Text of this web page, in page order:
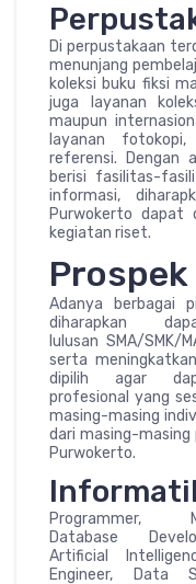
Di perpustakaan
menunjang
koleksi buku fiksi
juga layanan
maupun
layanan
referensi. Dengan
berisi fasilitas-
informasi,
Purwokerto dapat
kegiatan riset.
Adanya berbagai
diharapkan
lulusan SMA/SMK/
serta
dipilih agar
profesional yang
masing-masing
dari masing-
Purwokerto.
Programmer,
Database
Artificial
Engineer, Data